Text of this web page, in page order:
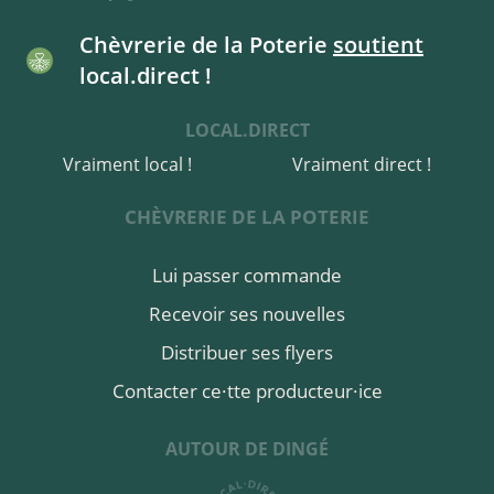
Chèvrerie de la Poterie soutient
local.direct !
LOCAL.DIRECT
Vraiment local !
Vraiment direct !
CHÈVRERIE DE LA POTERIE
Lui passer commande
Recevoir ses nouvelles
Distribuer ses flyers
Contacter ce·tte producteur·ice
AUTOUR DE DINGÉ